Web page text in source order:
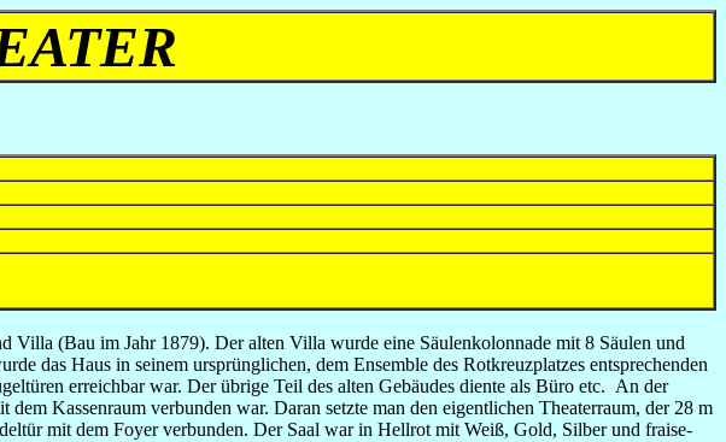
Villa (Bau im Jahr 1879). Der alten Villa wurde eine Säulenkolonnade mit 8 Säulen und
das Haus in seinem ursprünglichen, dem Ensemble des Rotkreuzplatzes entsprechenden
erreichbar war. Der übrige Teil des alten Gebäudes diente als Büro etc. An der
Kassenraum verbunden war. Daran setzte man den eigentlichen Theaterraum, der 28 m
mit dem Foyer verbunden. Der Saal war in Hellrot mit Weiß, Gold, Silber und fraise-